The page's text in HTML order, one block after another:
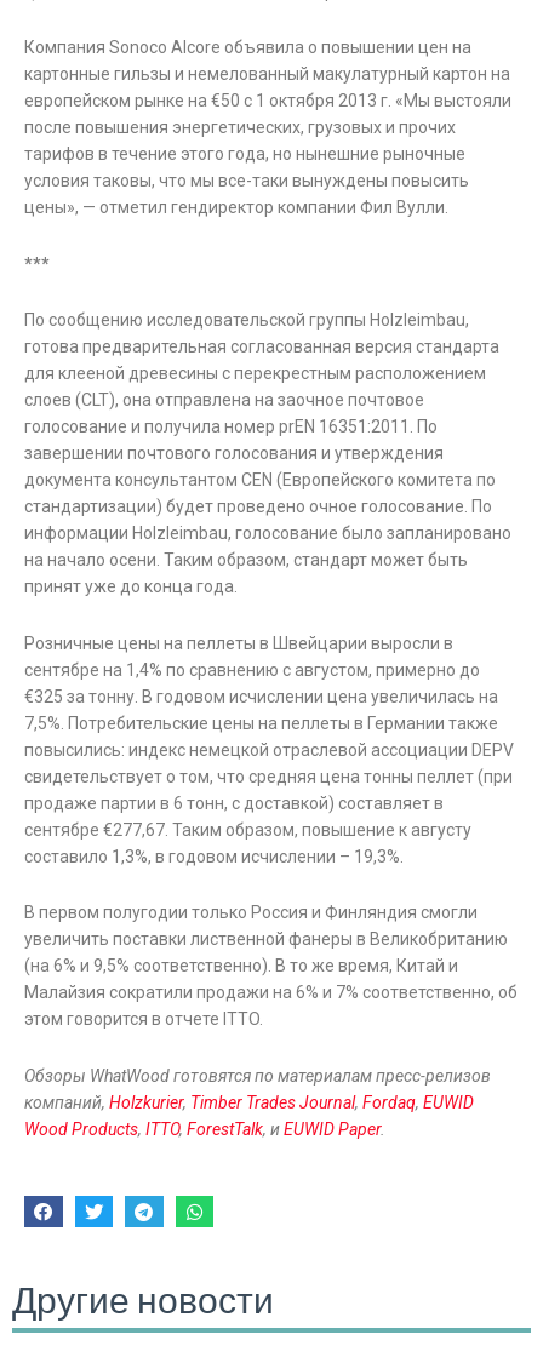
Компания Sonoco Alcore объявила о повышении цен на
картонные гильзы и немелованный макулатурный картон на
европейском рынке на €50 с 1 октября 2013 г. «Мы выстояли
после повышения энергетических, грузовых и прочих
тарифов в течение этого года, но нынешние рыночные
условия таковы, что мы все-таки вынуждены повысить
цены», — отметил гендиректор компании Фил Вулли.
***
По сообщению исследовательской группы Holzleimbau,
готова предварительная согласованная версия стандарта
для клееной древесины с перекрестным расположением
слоев (CLT), она отправлена на заочное почтовое
голосование и получила номер prEN 16351:2011. По
завершении почтового голосования и утверждения
документа консультантом CEN (Европейского комитета по
стандартизации) будет проведено очное голосование. По
информации Holzleimbau, голосование было запланировано
на начало осени. Таким образом, стандарт может быть
принят уже до конца года.
Розничные цены на пеллеты в Швейцарии выросли в
сентябре на 1,4% по сравнению с августом, примерно до
€325 за тонну. В годовом исчислении цена увеличилась на
7,5%. Потребительские цены на пеллеты в Германии также
повысились: индекс немецкой отраслевой ассоциации DEPV
свидетельствует о том, что средняя цена тонны пеллет (при
продаже партии в 6 тонн, с доставкой) составляет в
сентябре €277,67. Таким образом, повышение к августу
составило 1,3%, в годовом исчислении – 19,3%.
В первом полугодии только Россия и Финляндия смогли
увеличить поставки лиственной фанеры в Великобританию
(на 6% и 9,5% соответственно). В то же время, Китай и
Малайзия сократили продажи на 6% и 7% соответственно, об
этом говорится в отчете ITTO.
Обзоры WhatWood готовятся по материалам пресс-релизов
компаний, Holzkurier, Timber Trades Journal, Fordaq, EUWID
Wood Products, ITTO, ForestTalk, иEUWID Paper.
Другие новости